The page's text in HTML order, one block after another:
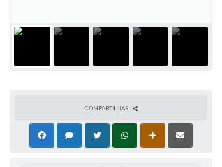
Contato
COMPARTILHAR